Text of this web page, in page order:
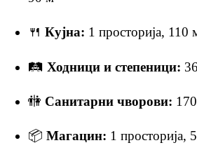
🍴 Кујна: 1 просторија, 110
🛤 Ходници и степеници:
🚻 Санитарни чворови:
📦 Магацин: 1 просторија,